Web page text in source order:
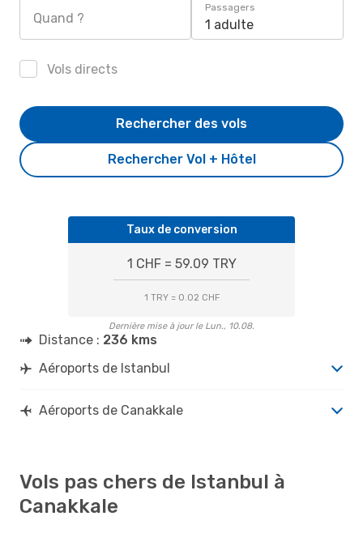
Quand ?
Passagers
1 adulte
Vols directs
Rechercher Vol + Hôtel
Rechercher des vols
Taux de conversion
1 CHF = 59.09 TRY
1 TRY = 0.02 CHF
Dernière mise à jour le Lun., 10.08.
Distance : 236 kms
Aéroports de Istanbul
Aéroports de Canakkale
Vols pas chers de Istanbul à
Canakkale